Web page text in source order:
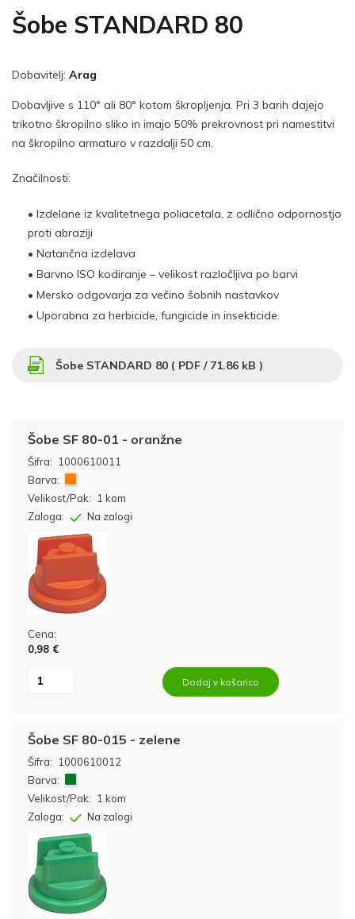
Šobe STANDARD 80
Dobavitelj: Arag
Dobavljive s 110° ali 80° kotom škropljenja. Pri 3 barih dajejo
trikotno škropilno sliko in imajo 50% prekrovnost pri namestitvi
na škropilno armaturo v razdalji 50 cm.
Značilnosti:
• Izdelane iz kvalitetnega poliacetala, z odlično odpornostjo
proti abraziji
• Natančna izdelava
• Barvno ISO kodiranje – velikost razločljiva po barvi
• Mersko odgovarja za večino šobnih nastavkov
• Uporabna za herbicide, fungicide in insekticide.
Šobe STANDARD 80 ( PDF / 71.86 kB )
Šifra: 1000610011
Šobe SF 80-01 - oranžne
Barva:
Velikost/Pak:
1 kom
Zaloga:
Na zalogi
Cena:
0,98 €
Dodaj v košarico
Šifra: 1000610012
Šobe SF 80-015 - zelene
Barva:
Velikost/Pak:
1 kom
Zaloga:
Na zalogi